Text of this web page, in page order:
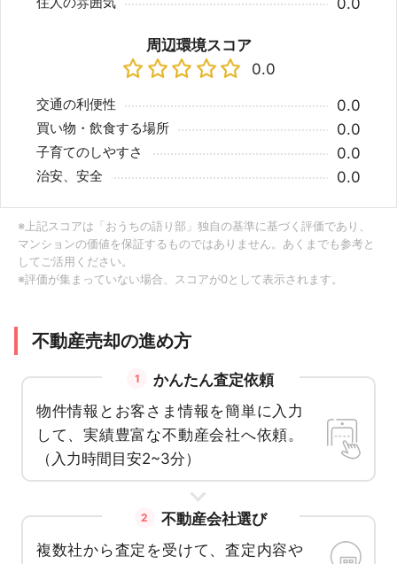
0.0
周辺環境スコア
0.0
交通の利便性 0.0
買い物・飲食する場所 0.0
子育てのしやすさ 0.0
治安、安全 0.0
※上記スコアは「おうちの語り部」独自の基準に基づく評価であり、
マンションの価値を保証するものではありません。あくまでも参考と
してご活用ください。
※評価が集まっていない場合、スコアが0として表示されます。
不動産売却の進め方
1
かんたん査定依頼
物件情報とお客さま情報を簡単に入力
して、実績豊富な不動産会社へ依頼。
（入力時間目安2~3分）
2
不動産会社選び
複数社から査定を受けて、査定内容や